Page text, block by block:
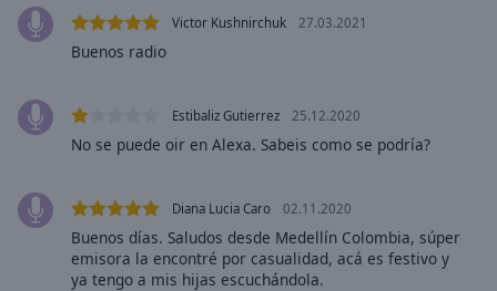
modal
Beginning
Escape
will
Victor Kushnirchuk 27.03.2021
Buenos radio
Estibaliz Gutierrez 25.12.2020
No se puede oir en Alexa. Sabeis como se podría?
Diana Lucia Caro 02.11.2020
Buenos días. Saludos desde Medellín Colombia, súper
emisora la encontré por casualidad, acá es festivo y
ya tengo a mis hijas escuchándola.